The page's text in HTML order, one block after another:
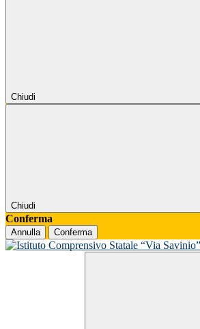
Chiudi
Chiudi
Conferma
Annulla Conferma